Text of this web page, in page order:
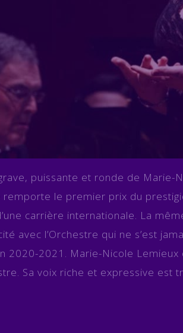
puissante et ronde de Marie-
le premier prix du
carrière internationale. La
avec l’Orchestre qui ne s’est
2020-2021. Marie-Nicole
Sa voix riche et expressive est